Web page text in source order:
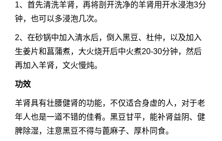
1、首先清洗羊肾，再将剖开洗净的羊肾用开水浸泡3分
钟，也可以多浸泡几次。
2、在砂锅中加入清水后，倒入黑豆、杜仲，以及加入
生姜片和菖蒲煮，大火烧开后中火煮20-30分钟，然后
再加入羊肾，文火慢炖。
功效
羊肾具有壮腰健肾的功能，不仅适合身虚的人，对于老
年人也是一道不错的佳肴。黑豆甘平，能补肾益阴、健
脾除湿，注意黑豆不得与蓖麻子、厚朴同食。